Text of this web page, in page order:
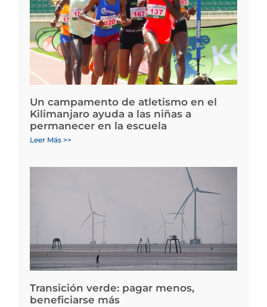
Un campamento de atletismo en el
Kilimanjaro ayuda a las niñas a
permanecer en la escuela
Leer Más >>
Transición verde: pagar menos,
beneficiarse más